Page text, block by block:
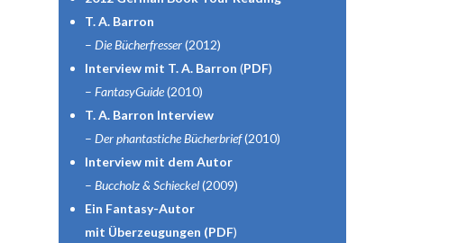
T. A. Barron
– Die Bücherfresser(2012)
Interview mit T. A. Barron (PDF)
– FantasyGuide(2010)
T. A. Barron Interview
– Der phantastiche Bücherbrief(2010)
Interview mit dem Autor
– Buccholz & Schieckel(2009)
Ein Fantasy-Autor
mit Überzeugungen (PDF)